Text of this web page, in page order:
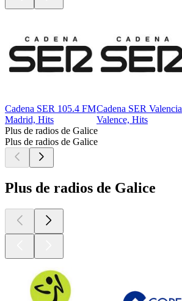
Cadena SER 105.4 FM
Madrid, Hits
Cadena SER Valencia
Valence, Hits
Plus de radios de Galice
Plus de radios de Galice
Plus de radios de Galice